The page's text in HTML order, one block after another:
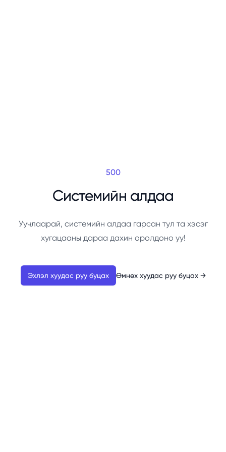
500
Системийн алдаа
Уучлаарай, системийн алдаа гарсан тул та хэсэг
хугацааны дараа дахин оролдоно уу!
Эхлэл хуудас руу буцах Өмнөх хуудас руу буцах →